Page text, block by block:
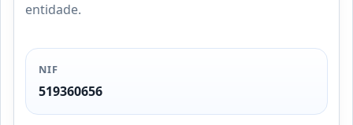
entidade.
NIF
519360656